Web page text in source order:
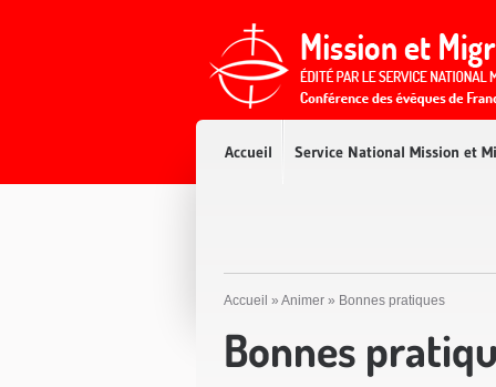
Accueil Service National Mission et
Accueil » Animer » Bonnes pratiques
Bonnes